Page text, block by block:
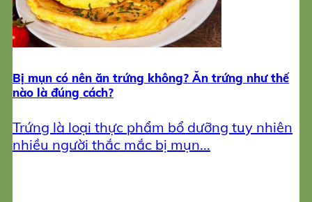
Bị mụn có nên ăn trứng không? Ăn trứng như thế
nào là đúng cách?
Trứng là loại thực phẩm bổ dưỡng tuy nhiên
nhiều người thắc mắc bị mụn...